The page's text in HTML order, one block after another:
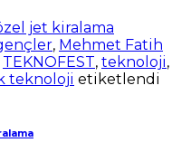
jet kiralama
, Mehmet Fatih
TEKNOFEST, teknoloji,
teknoloji etiketlendi